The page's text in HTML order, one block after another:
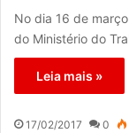
No dia 16 de
do Ministério do
Leia mais »
17/02/2017 0